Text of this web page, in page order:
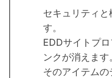
セキュリティ
す。
EDDサイトプ
ンクが消えます。
そのアイテム